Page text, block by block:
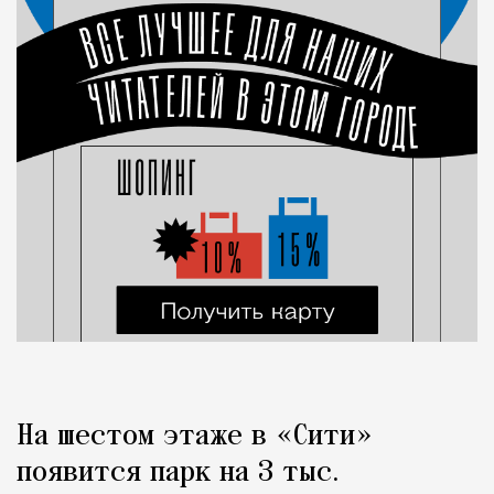
На шестом этаже в «Сити»
появится парк на 3 тыс.